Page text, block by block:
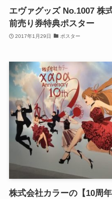
エヴァグッズ No.1007 株
前売り券特典ポスター
2017年1月29日 ポスター
株式会社カラーの【10周